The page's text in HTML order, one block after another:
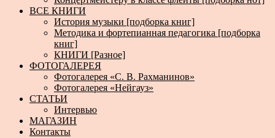
ВСЕ КНИГИ
История музыки [подборка книг]
Методика и фортепианная педагогика [подборка
книг]
КНИГИ [Разное]
ФОТОГАЛЕРЕЯ
Фотогалерея «С. В. Рахманинов»
Фотогалерея «Нейгауз»
СТАТЬИ
Интервью
МАГАЗИН
Контакты